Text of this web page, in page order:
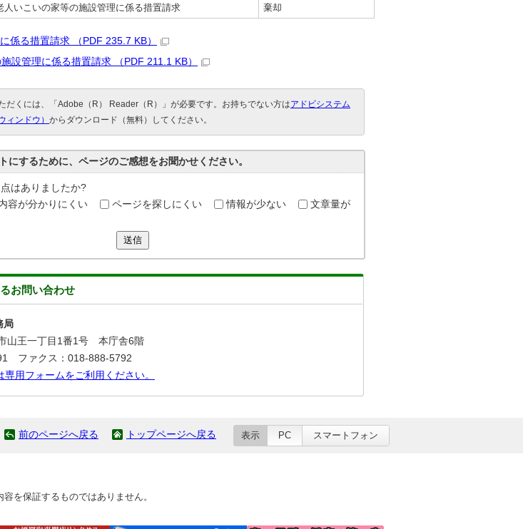
人いこいの家等の施設管理に係る措置請求 棄却
係る措置請求 （PDF 235.7 KB）
設管理に係る措置請求 （PDF 211.1 KB）
だくには、「Adobe（R） Reader（R）」が必要です。お持ちでない方はアドビシステム
ィンドウ） からダウンロード（無料）してください。
にするために、ページのご感想をお聞かせください。
はありましたか?
容が分かりにくい ページを探しにくい 情報が少ない
文章量が
送信
お問い合わせ
局
山王一丁目1番1号 本庁舎6階
ファクス：018-888-5792
専用フォームをご利用ください。
前のページへ戻る トップページへ戻る 表示 PC スマートフォン
を保証するものではありません。